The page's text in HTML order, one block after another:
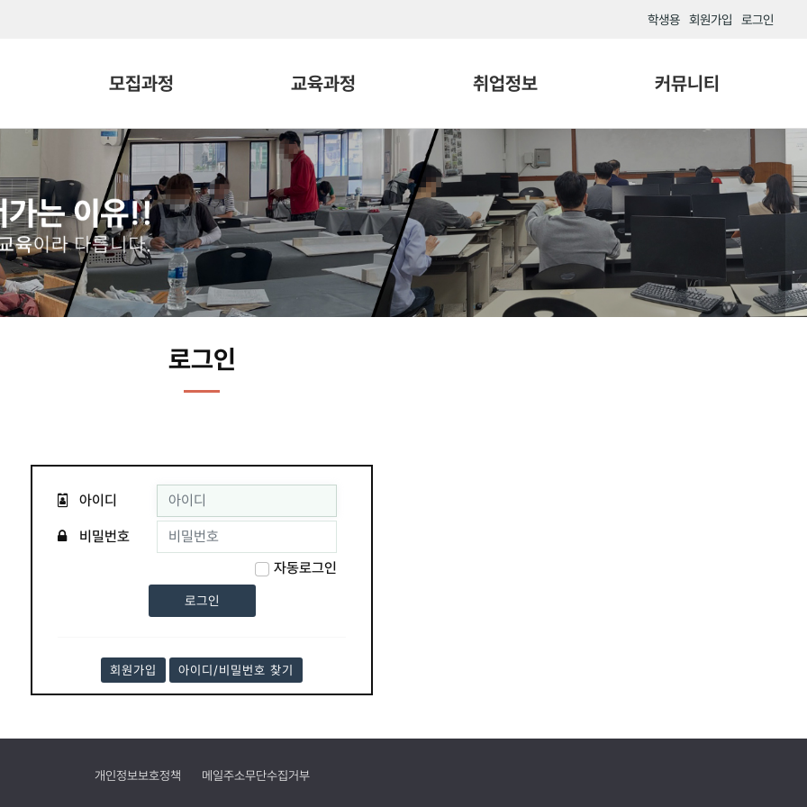
학생용 회원가입 로그인
모집과정 교육과정 취업정보 커뮤니티
로그인
아이디
비밀번호
자동로그인
회원가입 아이디/비밀번호 찾기
개인정보보호정책 메일주소무단수집거부